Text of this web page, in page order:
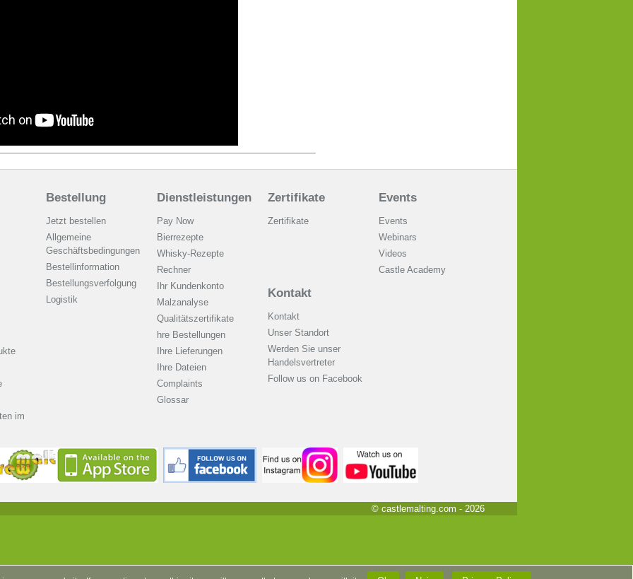
im
Bestellung
Jetzt bestellen
Allgemeine
Geschäftsbedingungen
Bestellinformation
Bestellungsverfolgung
Logistik
Dienstleistungen
Pay Now
Bierrezepte
Whisky-Rezepte
Rechner
Ihr Kundenkonto
Malzanalyse
Qualitätszertifikate
hre Bestellungen
Ihre Lieferungen
Ihre Dateien
Complaints
Glossar
Zertifikate
Zertifikate
Events
Events
Webinars
Videos
Castle Academy
Kontakt
Kontakt
Unser Standort
Werden Sie unser
Handelsvertreter
Follow us on Facebook
© castlemalting.com - 2026